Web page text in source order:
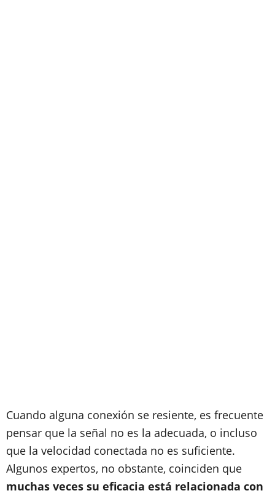
Cuando alguna conexión se resiente, es frecuente
pensar que la señal no es la adecuada, o incluso
que la velocidad conectada no es suficiente.
Algunos expertos, no obstante, coinciden que
muchas veces su eficacia está relacionada con